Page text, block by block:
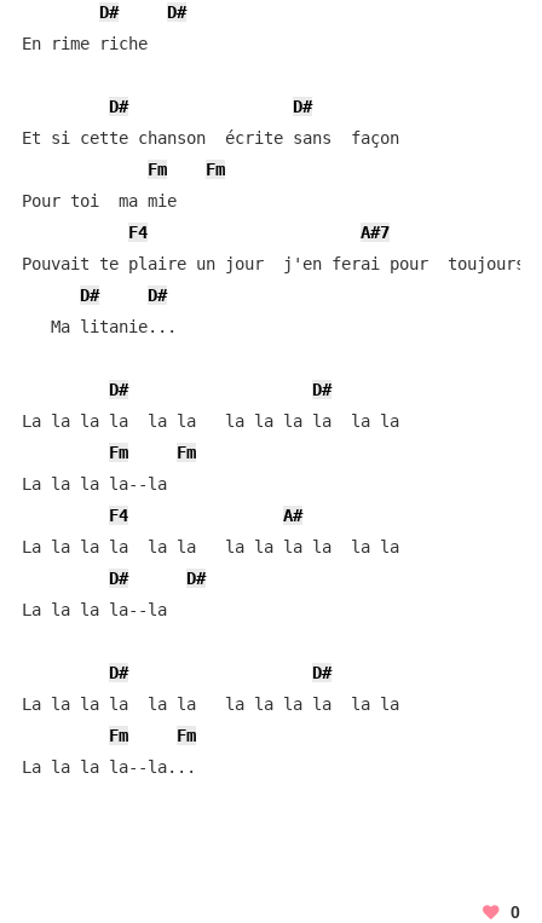
D#
D#
En rime riche
D#
D#
Et si cette chanson  écrite sans  façon
Fm
Fm
Pour toi  ma mie
F4
A#7
Pouvait te plaire un jour  j'en ferai pour  toujours
D#
D#
   Ma litanie...
D#
D#
La la la la  la la   la la la la  la la
Fm
Fm
La la la la--la
F4
A#
La la la la  la la   la la la la  la la
D#
D#
La la la la--la
D#
D#
La la la la  la la   la la la la  la la
Fm
Fm
La la la la--la...
0